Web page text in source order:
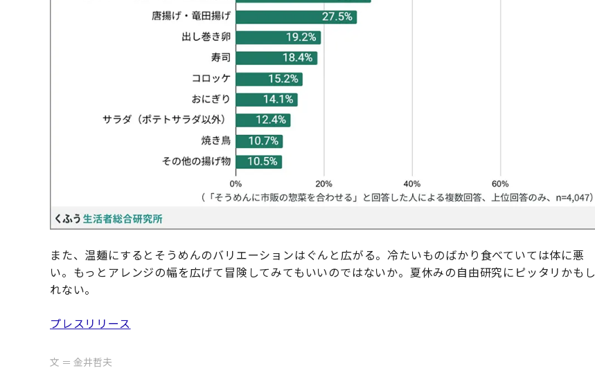
また、温麺にするとそうめんのバリエーションはぐんと広がる。冷たいものばかり食べていては体に悪
い。もっとアレンジの幅を広げて冒険してみてもいいのではないか。夏休みの自由研究にピッタリかもし
れない。
プレスリリース
文 ＝ 金井哲夫